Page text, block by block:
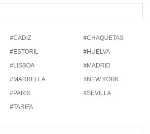
#CADIZ
#CHAQUETAS
#ESTORIL
#HUELVA
#LISBOA
#MADRID
#MARBELLA
#NEW YORK
#PARIS
#SEVILLA
#TARIFA